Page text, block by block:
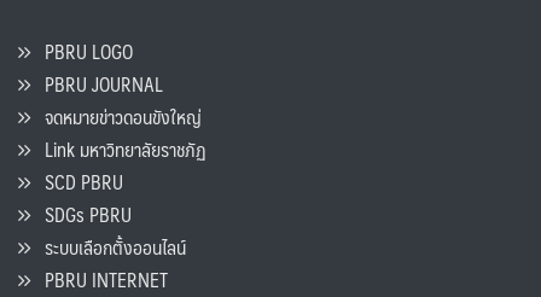
PBRU LOGO
PBRU JOURNAL
จดหมายข่าวดอนขังใหญ่
Link มหาวิทยาลัยราชภัฏ
SCD PBRU
SDGs PBRU
ระบบเลือกตั้งออนไลน์
PBRU INTERNET